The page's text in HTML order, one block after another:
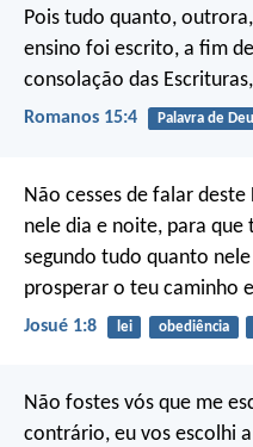
Pois tudo quanto,
ensino foi escrito, a fim
consolação das
Romanos 15:4 Palavra de
Não cesses de falar
nele dia e noite, para que
segundo tudo quanto
prosperar o teu caminho
Josué 1:8 lei obediência
Não fostes vós que me
contrário, eu vos escolhi